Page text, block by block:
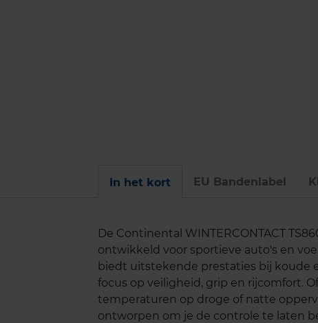
In het kort EU Bandenlabel
De Continental WINTERCONTACT
ontwikkeld voor sportieve auto's en
biedt uitstekende prestaties bij koude
focus op veiligheid, grip en rijcomfort.
temperaturen op droge of natte
ontworpen om je de controle te laten